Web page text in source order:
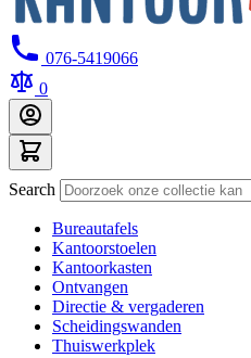
076-5419066
0
Search
Bureautafels
Kantoorstoelen
Kantoorkasten
Ontvangen
Directie & vergaderen
Scheidingswanden
Thuiswerkplek